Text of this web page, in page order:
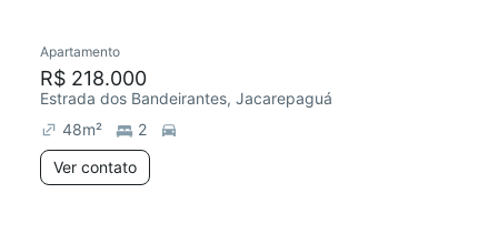
Apartamento
R$ 218.000
Estrada dos Bandeirantes, Jacarepaguá
48m²
2
Ver contato